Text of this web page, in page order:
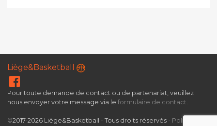
Liège&Basketball
Pour toute demande de contact ou de partenariat, veuillez
nous envoyer votre message via le formulaire de contact.
©2017-2026 Liège&Basketball - Tous droits réservés - Politique